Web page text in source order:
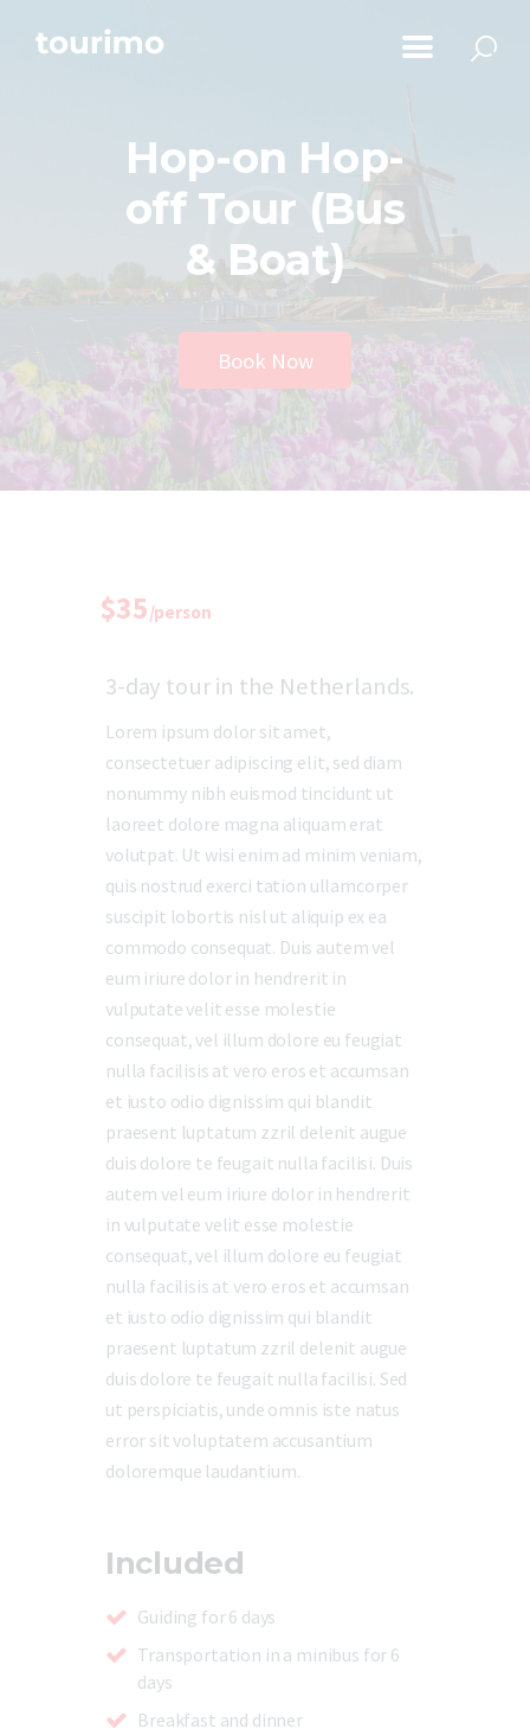
Hop-on Hop-
off Tour (Bus
& Boat)
Book Now
Početna
Događaji
Mapa
Novosti
Obavještenja
Kontakt
$35/person
3-day tour in the Netherlands.
Lorem ipsum dolor sit amet,
consectetuer adipiscing elit, sed diam
nonummy nibh euismod tincidunt ut
laoreet dolore magna aliquam erat
volutpat. Ut wisi enim ad minim veniam,
quis nostrud exerci tation ullamcorper
suscipit lobortis nisl ut aliquip ex ea
commodo consequat. Duis autem vel
eum iriure dolor in hendrerit in
vulputate velit esse molestie
consequat, vel illum dolore eu feugiat
nulla facilisis at vero eros et accumsan
et iusto odio dignissim qui blandit
praesent luptatum zzril delenit augue
duis dolore te feugait nulla facilisi. Duis
autem vel eum iriure dolor in hendrerit
in vulputate velit esse molestie
consequat, vel illum dolore eu feugiat
nulla facilisis at vero eros et accumsan
et iusto odio dignissim qui blandit
praesent luptatum zzril delenit augue
duis dolore te feugait nulla facilisi. Sed
ut perspiciatis, unde omnis iste natus
error sit voluptatem accusantium
doloremque laudantium.
Included
Guiding for 6 days
Transportation in a minibus for 6
days
Breakfast and dinner